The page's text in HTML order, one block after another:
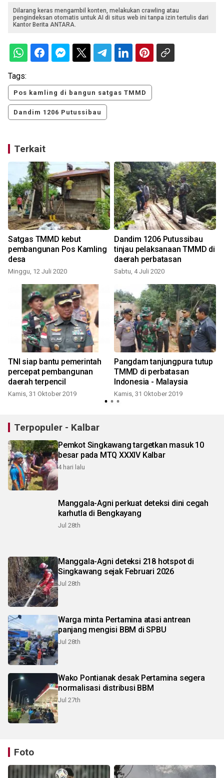
Dilarang keras mengambil konten, melakukan crawling atau
pengindeksan otomatis untuk AI di situs web ini tanpa izin tertulis dari
Kantor Berita ANTARA.
Tags:
Pos kamling di bangun satgas TMMD
Dandim 1206 Putussibau
Terkait
Satgas TMMD kebut
pembangunan Pos Kamling
desa
Minggu, 12 Juli 2020
Dandim 1206 Putussibau
tinjau pelaksanaan TMMD di
daerah perbatasan
Sabtu, 4 Juli 2020
TNI siap bantu pemerintah
percepat pembangunan
daerah terpencil
Kamis, 31 Oktober 2019
Pangdam tanjungpura tutup
TMMD di perbatasan
Indonesia - Malaysia
Kamis, 31 Oktober 2019
Terpopuler - Kalbar
Pemkot Singkawang targetkan masuk 10
besar pada MTQ XXXIV Kalbar
4 hari lalu
Manggala-Agni perkuat deteksi dini cegah
karhutla di Bengkayang
Jul 28th
Manggala-Agni deteksi 218 hotspot di
Singkawang sejak Februari 2026
Jul 28th
Warga minta Pertamina atasi antrean
panjang mengisi BBM di SPBU
Jul 28th
Wako Pontianak desak Pertamina segera
normalisasi distribusi BBM
Jul 27th
Foto